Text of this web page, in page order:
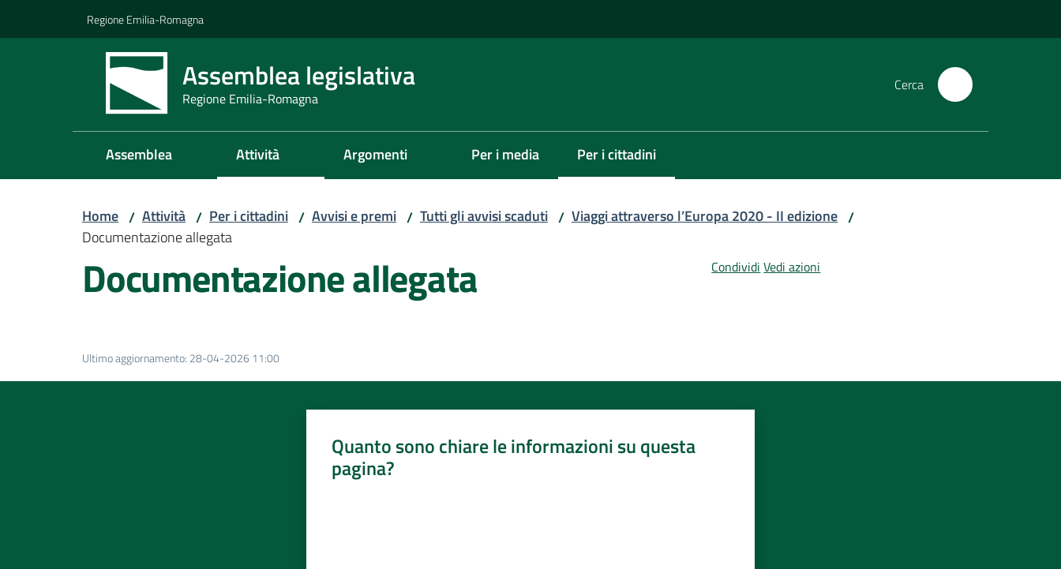
Regione Emilia-Romagna
Assemblea legislativa
Regione Emilia-Romagna
Cerca
Assemblea Attività Argomenti Per i media Per i cittadini
Menu selezionato
Home / Attività / Per i cittadini / Avvisi e premi / Tutti gli avvisi scaduti / Viaggi attraverso l’Europa 2020 - II edizione /
Documentazione allegata
Documentazione allegata Condividi Vedi azioni
Ultimo aggiornamento: 28-04-2026 11:00
Quanto sono chiare le informazioni su questa
pagina?